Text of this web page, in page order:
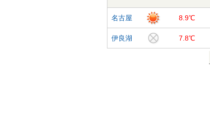
名古屋 8.9℃
伊良湖 7.8℃